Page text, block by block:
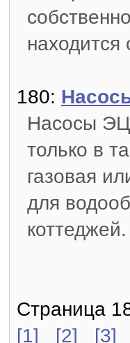
180:
Насосы
только в
газовая
для
Страница
[1]
[2]
[3]